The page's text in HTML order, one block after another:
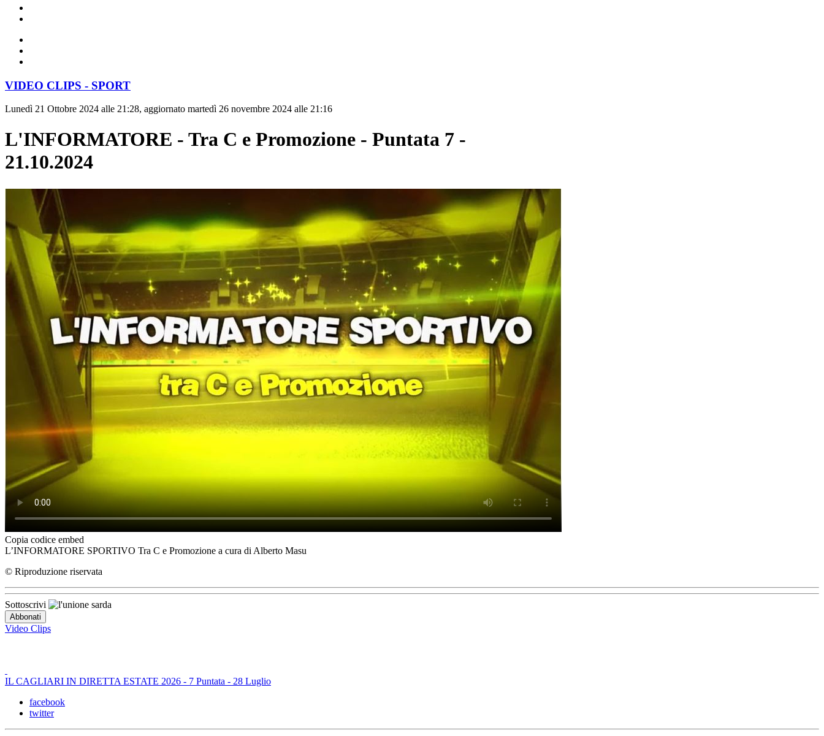
VIDEO CLIPS - SPORT
Lunedì 21 Ottobre 2024 alle 21:28, aggiornato martedì 26 novembre 2024 alle 21:16
L'INFORMATORE - Tra C e Promozione - Puntata 7 -
21.10.2024
Copia codice embed
L’INFORMATORE SPORTIVO Tra C e Promozione a cura di Alberto Masu
© Riproduzione riservata
Sottoscrivi
Video Clips
IL CAGLIARI IN DIRETTA ESTATE 2026 - 7 Puntata - 28 Luglio
facebook
twitter